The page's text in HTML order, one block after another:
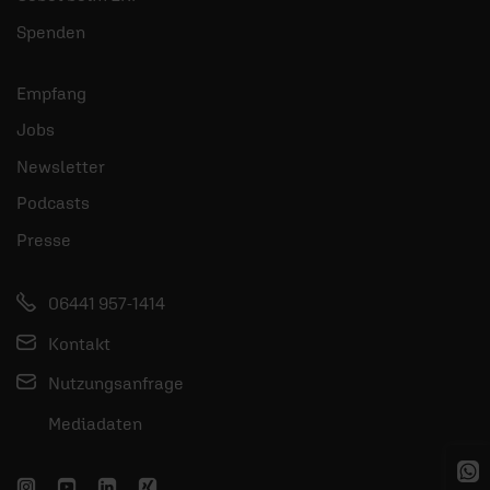
Spenden
Empfang
Jobs
Newsletter
Podcasts
Presse
06441 957-1414
Kontakt
Nutzungsanfrage
Mediadaten